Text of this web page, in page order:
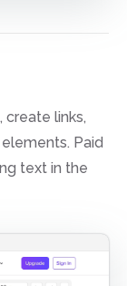
links,
Paid
text in the